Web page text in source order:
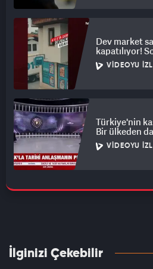
Dev market
kapatılıyor!
VIDEOYU
Türkiye'nin
Bir ülkeden
VIDEOYU
İlginizi Çekebilir